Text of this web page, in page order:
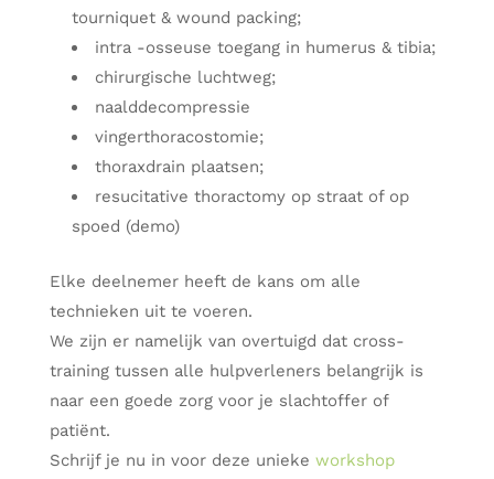
tourniquet & wound packing;
intra -osseuse toegang in humerus & tibia;
chirurgische luchtweg;
naalddecompressie
vingerthoracostomie;
thoraxdrain plaatsen;
resucitative thoractomy op straat of op
spoed (demo)
Elke deelnemer heeft de kans om alle
technieken uit te voeren.
We zijn er namelijk van overtuigd dat cross-
training tussen alle hulpverleners belangrijk is
naar een goede zorg voor je slachtoffer of
patiënt.
Schrijf je nu in voor deze unieke workshop